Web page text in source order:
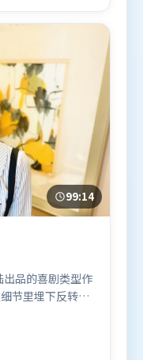
99:14
品的喜剧类型作
节里埋下反转，
信息密度高，情
郁执导，全智
·贾、长泽雅美